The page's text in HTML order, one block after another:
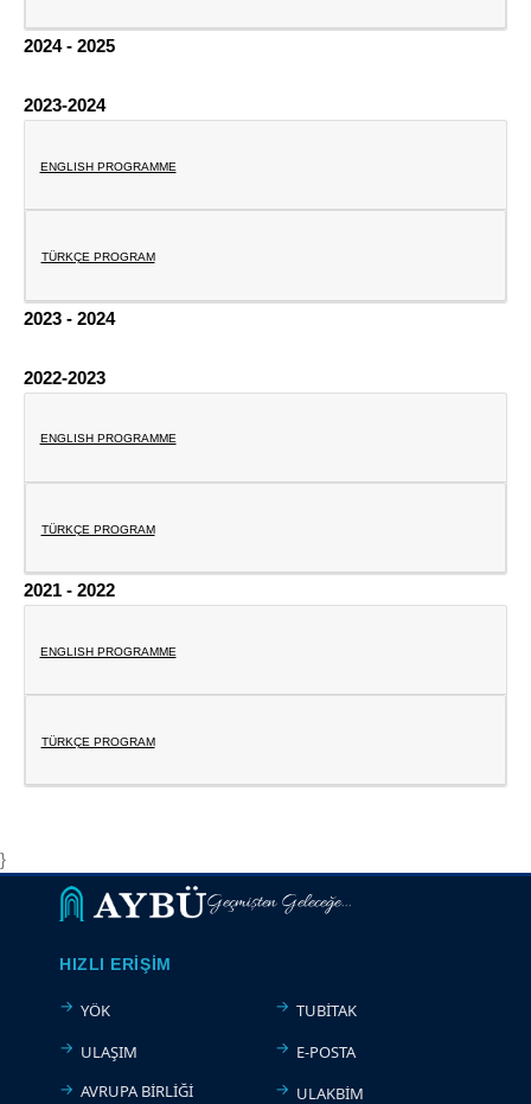
2024 - 2025
2023-2024
ENGLISH PROGRAMME
TÜRKÇE PROGRAM
2023 - 2024
2022-2023
ENGLISH PROGRAMME
TÜRKÇE PROGRAM
2021 - 2022
ENGLISH PROGRAMME
TÜRKÇE PROGRAM
}
Geçmişten Geleceğe...
HIZLI ERIŞIM
YÖK
ULAŞIM
AVRUPA BİRLİĞİ
TUBİTAK
E-POSTA
ULAKBİM